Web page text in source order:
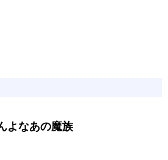
よなあの魔族